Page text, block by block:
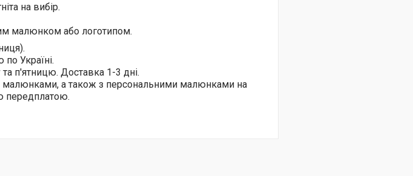
на вибір.
малюнком або логотипом.
Україні.
п'ятницю. Доставка 1-3 дні.
а також з персональними малюнками на
передплатою.